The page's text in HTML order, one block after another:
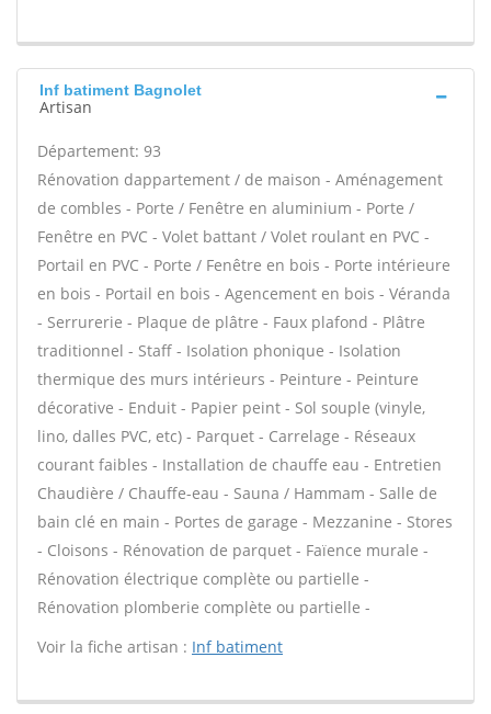
Inf batiment Bagnolet
Artisan
Département: 93
Rénovation dappartement / de maison - Aménagement
de combles - Porte / Fenêtre en aluminium - Porte /
Fenêtre en PVC - Volet battant / Volet roulant en PVC -
Portail en PVC - Porte / Fenêtre en bois - Porte intérieure
en bois - Portail en bois - Agencement en bois - Véranda
- Serrurerie - Plaque de plâtre - Faux plafond - Plâtre
traditionnel - Staff - Isolation phonique - Isolation
thermique des murs intérieurs - Peinture - Peinture
décorative - Enduit - Papier peint - Sol souple (vinyle,
lino, dalles PVC, etc) - Parquet - Carrelage - Réseaux
courant faibles - Installation de chauffe eau - Entretien
Chaudière / Chauffe-eau - Sauna / Hammam - Salle de
bain clé en main - Portes de garage - Mezzanine - Stores
- Cloisons - Rénovation de parquet - Faïence murale -
Rénovation électrique complète ou partielle -
Rénovation plomberie complète ou partielle -
Voir la fiche artisan : Inf batiment